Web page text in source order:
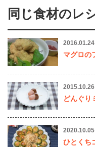
同じ食材のレ
2016.01.24
マグロの
2015.10.26
どんぐり
2020.10.05
ひとくち